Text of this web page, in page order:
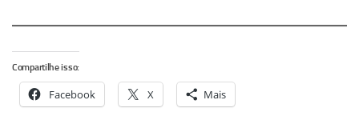
Compartilhe isso:
Facebook X Mais